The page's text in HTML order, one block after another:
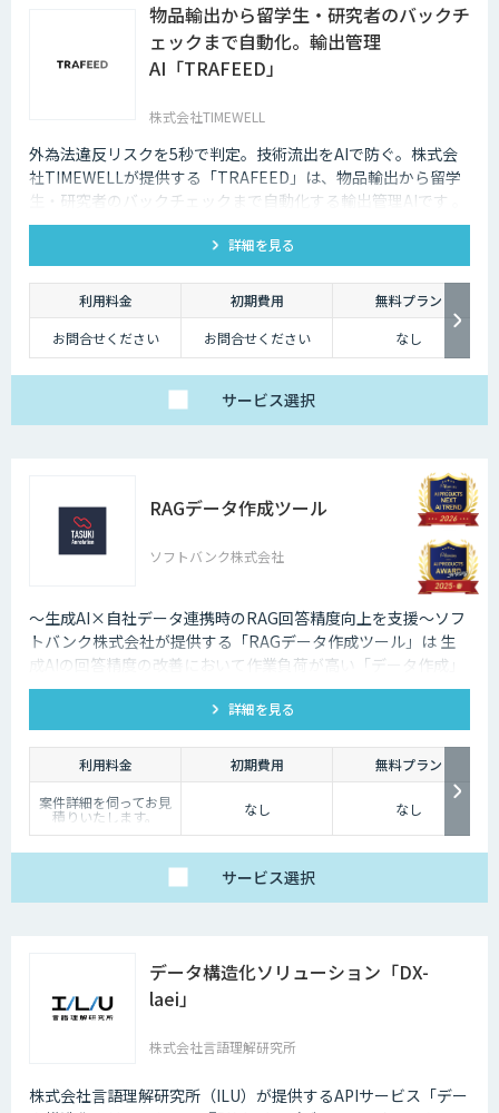
物品輸出から留学生・研究者のバックチ
ェックまで自動化。輸出管理
AI「TRAFEED」
株式会社TIMEWELL
外為法違反リスクを5秒で判定。技術流出をAIで防ぐ。株式会
社TIMEWELLが提供する「TRAFEED」は、物品輸出から留学
生・研究者のバックチェックまで自動化する輸出管理AIです 。
複雑な規制判定を5秒で完了し 、高度なネットワーク分析で目
に見えない流出リスクを最小化します 。
詳細を見る
利用料金 初期費用
無料プラン
お問合せください
お問合せください なし
サービス選択
RAGデータ作成ツール
ソフトバンク株式会社
～生成AI×自社データ連携時のRAG回答精度向上を支援～ソフ
トバンク株式会社が提供する「RAGデータ作成ツール」は 生
成AIの回答精度の改善において作業負荷が高い「データ作成」
や「回答精度評価」を ワンストップで効率化し、回答精度の向
詳細を見る
利用料金 初期費用
無料プラン
案件詳細を伺ってお見
積りいたします。 なし なし
サービス選択
データ構造化ソリューション「DX-
laei」
株式会社言語理解研究所
株式会社言語理解研究所（ILU）が提供するAPIサービス「デー